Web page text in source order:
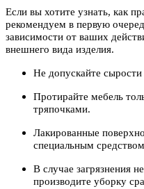
Если вы хотите узнать, как
рекомендуем в первую
зависимости от ваших
внешнего вида изделия.
Не допускайте
Протирайте мебель
тряпочками.
Лакированные
специальным
В случае загрязнения
производите уборку